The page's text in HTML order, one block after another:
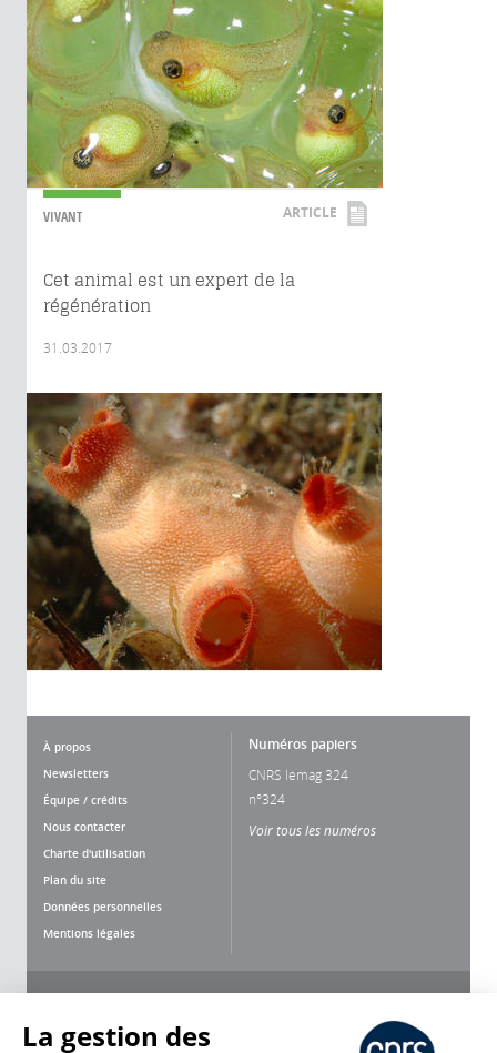
VIVANT ARTICLE
Cet animal est un expert de la
régénération
31.03.2017
À propos
Newsletters
Équipe / crédits
Nous contacter
Charte d'utilisation
Plan du site
Données personnelles
Mentions légales
Numéros papiers
CNRS lemag 324
n°324
Voir tous les numéros
La gestion des